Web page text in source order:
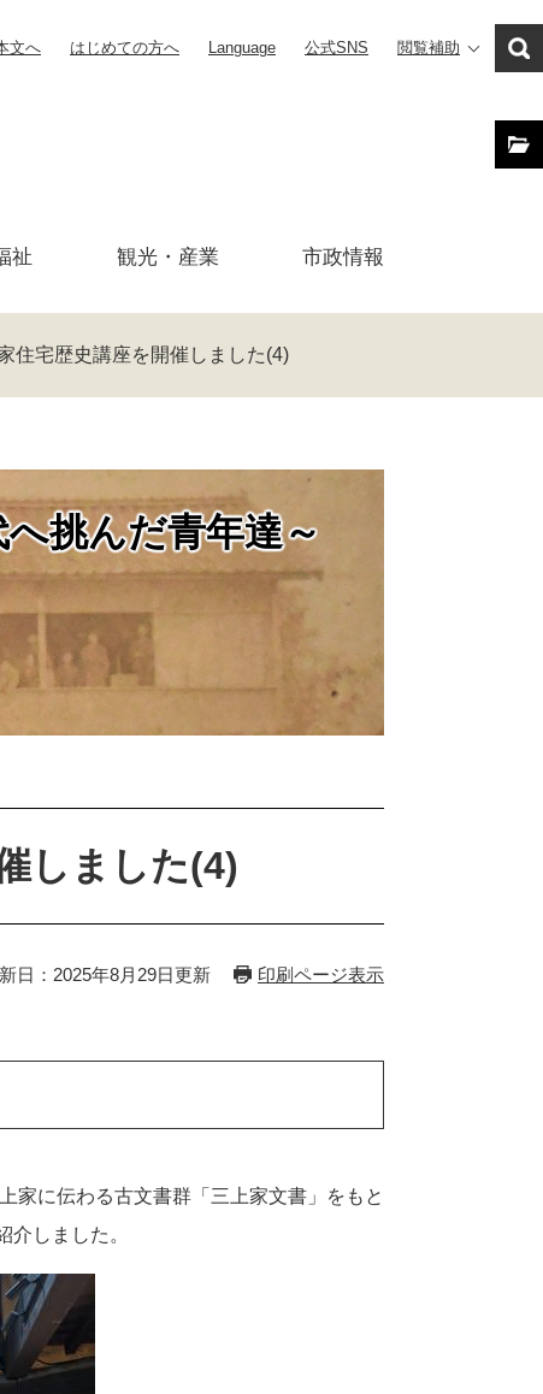
文へ はじめての方へ Language 公式SNS 閲覧補助
祉 観光・産業 市政情報
住宅歴史講座を開催しました(4)
挑んだ青年達～
しました(4)
日：2025年8月29日更新 印刷ページ表示
に伝わる古文書群「三上家文書」をもと
しました。